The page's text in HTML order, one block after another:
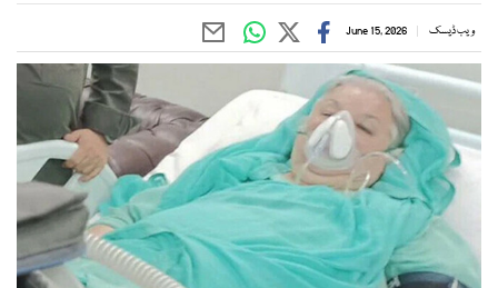
ویب ڈیسک June 15, 2026